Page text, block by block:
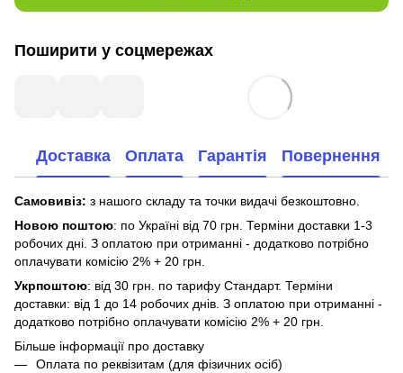
Поширити у соцмережах
Доставка Оплата Гарантія Повернення
Самовивіз: з нашого складу та точки видачі безкоштовно.
Новою поштою: по Україні від 70 грн. Терміни доставки 1-3
робочих дні. З оплатою при отриманні - додатково потрібно
оплачувати комісію 2% + 20 грн.
Укрпоштою: від 30 грн. по тарифу Стандарт. Терміни
доставки: від 1 до 14 робочих днів. З оплатою при отриманні -
додатково потрібно оплачувати комісію 2% + 20 грн.
Більше інформації про доставку
Оплата по реквізитам (для фізичних осіб)